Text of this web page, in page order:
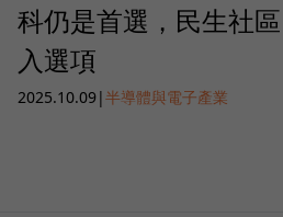
科仍是首選，民生社
入選項
2025.10.09|半導體與電子產業